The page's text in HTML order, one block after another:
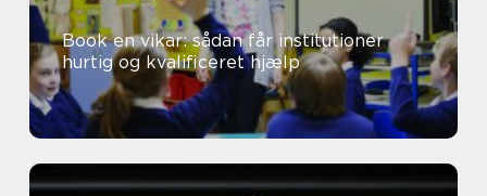
Book en vikar: sådan får institutioner
hurtig og kvalificeret hjælp